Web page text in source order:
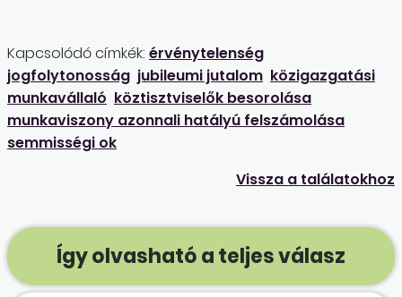
Kapcsolódó címkék: érvénytelenség
jogfolytonosság jubileumi jutalom közigazgatási
munkavállaló köztisztviselők besorolása
munkaviszony azonnali hatályú felszámolása
semmisségi ok
Vissza a találatokhoz
Így olvasható a teljes válasz